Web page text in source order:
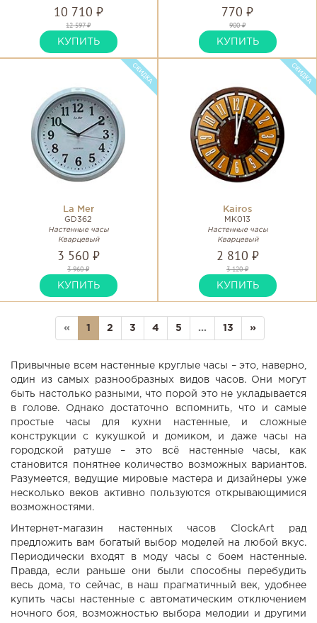
10 710 ₽
12 597 ₽
КУПИТЬ
770 ₽
900 ₽
КУПИТЬ
La Mer
GD362
Настенные часы
Кварцевый
3 560 ₽
3 960 ₽
КУПИТЬ
Kairos
MK013
Настенные часы
Кварцевый
2 810 ₽
3 120 ₽
КУПИТЬ
« 1 2 3 4 5 ... 13 »
Привычные всем настенные круглые часы – это, наверно,
один из самых разнообразных видов часов. Они могут
быть настолько разными, что порой это не укладывается
в голове. Однако достаточно вспомнить, что и самые
простые часы для кухни настенные, и сложные
конструкции с кукушкой и домиком, и даже часы на
городской ратуше – это всё настенные часы, как
становится понятнее количество возможных вариантов.
Разумеется, ведущие мировые мастера и дизайнеры уже
несколько веков активно пользуются открывающимися
возможностями.
Интернет-магазин настенных часов ClockArt рад
предложить вам богатый выбор моделей на любой вкус.
Периодически входят в моду часы с боем настенные.
Правда, если раньше они были способны перебудить
весь дома, то сейчас, в наш прагматичный век, удобнее
купить часы настенные с автоматическим отключением
ночного боя, возможностью выбора мелодии и другими